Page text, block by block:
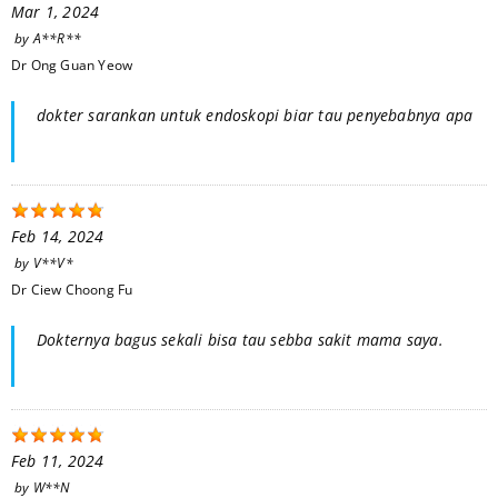
Mar 1, 2024
byA**R**
Dr Ong Guan Yeow
dokter sarankan untuk endoskopi biar tau penyebabnya apa
Feb 14, 2024
by V**V*
Dr Ciew Choong Fu
Dokternya bagus sekali bisa tau sebba sakit mama saya.
Feb 11, 2024
by W**N